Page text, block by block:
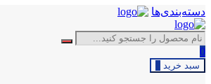
دسته‌بندی‌ها
0
سبد خرید